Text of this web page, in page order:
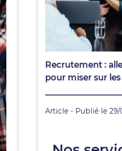
Recrutement :
pour miser sur
Article - Publié le 29/